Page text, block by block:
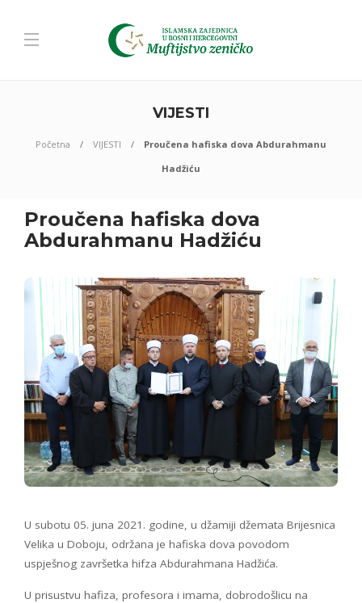
VIJESTI
Početna VIJESTI
Proučena hafiska dova Abdurahmanu
Hadžiću
Proučena hafiska dova
Abdurahmanu Hadžiću
U subotu 05. juna 2021. godine, u džamiji džemata Brijesnica
Velika u Doboju, održana je hafiska dova povodom
uspješnog završetka hifza Abdurahmana Hadžića.
U prisustvu hafiza, profesora i imama, dobrodošlicu na